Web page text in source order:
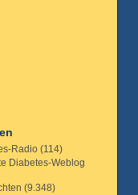
Radio (114)
Diabetes-Weblog
(9.348)